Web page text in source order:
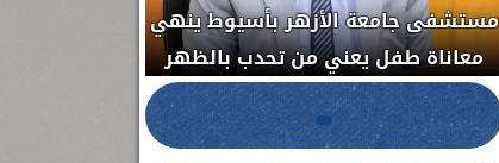
مستشفى جامعة الأزهر بأسيوط ينهي
معاناة طفل يعني من تحدب بالظهر